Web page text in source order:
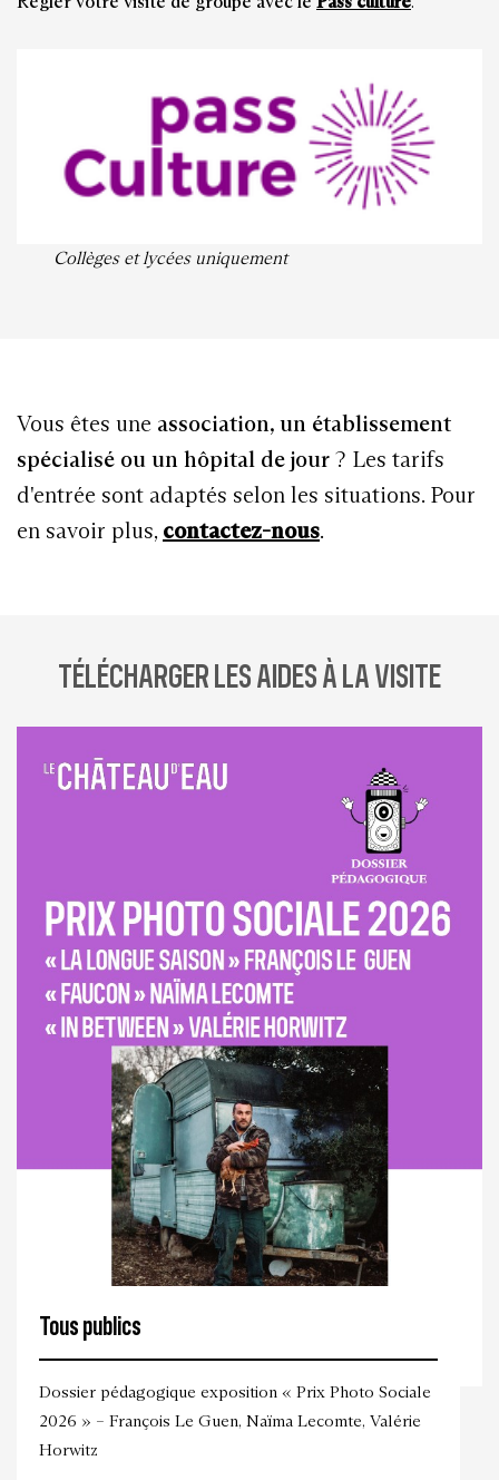
Collèges et lycées uniquement
Vous êtes une association, un établissement
spécialisé ou un hôpital de jour ? Les tarifs
d'entrée sont adaptés selon les situations. Pour
en savoir plus, contactez-nous.
TÉLÉCHARGER LES AIDES À LA VISITE
Dossier pédagogique exposition « Prix Photo Sociale
2026 » – François Le Guen, Naïma Lecomte, Valérie
Horwitz
Tous publics